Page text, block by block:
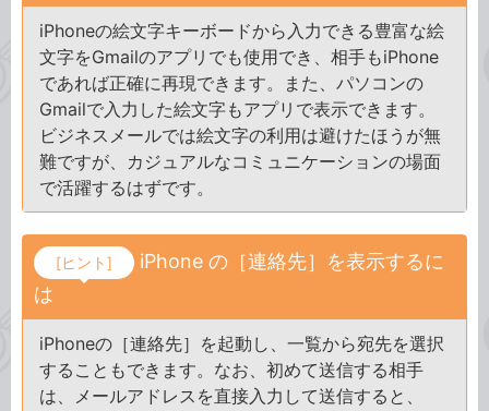
iPhoneの絵文字キーボードから入力できる豊富な絵
文字をGmailのアプリでも使用でき、相手もiPhone
であれば正確に再現できます。また、パソコンの
Gmailで入力した絵文字もアプリで表示できます。
ビジネスメールでは絵文字の利用は避けたほうが無
難ですが、カジュアルなコミュニケーションの場面
で活躍するはずです。
[ヒント]
iPhone の［連絡先］を表示するに
は
iPhoneの［連絡先］を起動し、一覧から宛先を選択
することもできます。なお、初めて送信する相手
は、メールアドレスを直接入力して送信すると、